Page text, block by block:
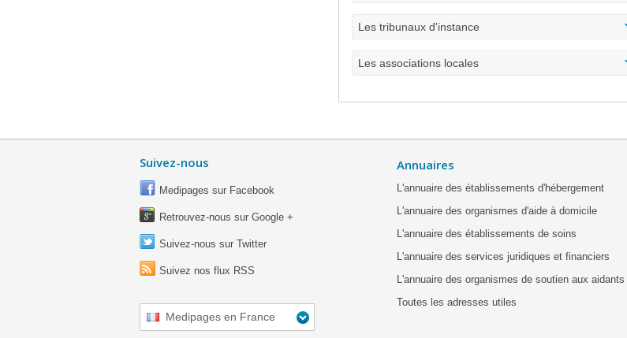
Les tribunaux d'instance
Les associations locales
Suivez-nous
Medipages sur Facebook
Retrouvez-nous sur Google +
Suivez-nous sur Twitter
Suivez nos flux RSS
Medipages en France
Annuaires
L'annuaire des établissements d'hébergement
L'annuaire des organismes d'aide à domicile
L'annuaire des établissements de soins
L'annuaire des services juridiques et financiers
L'annuaire des organismes de soutien aux aidants
Toutes les adresses utiles